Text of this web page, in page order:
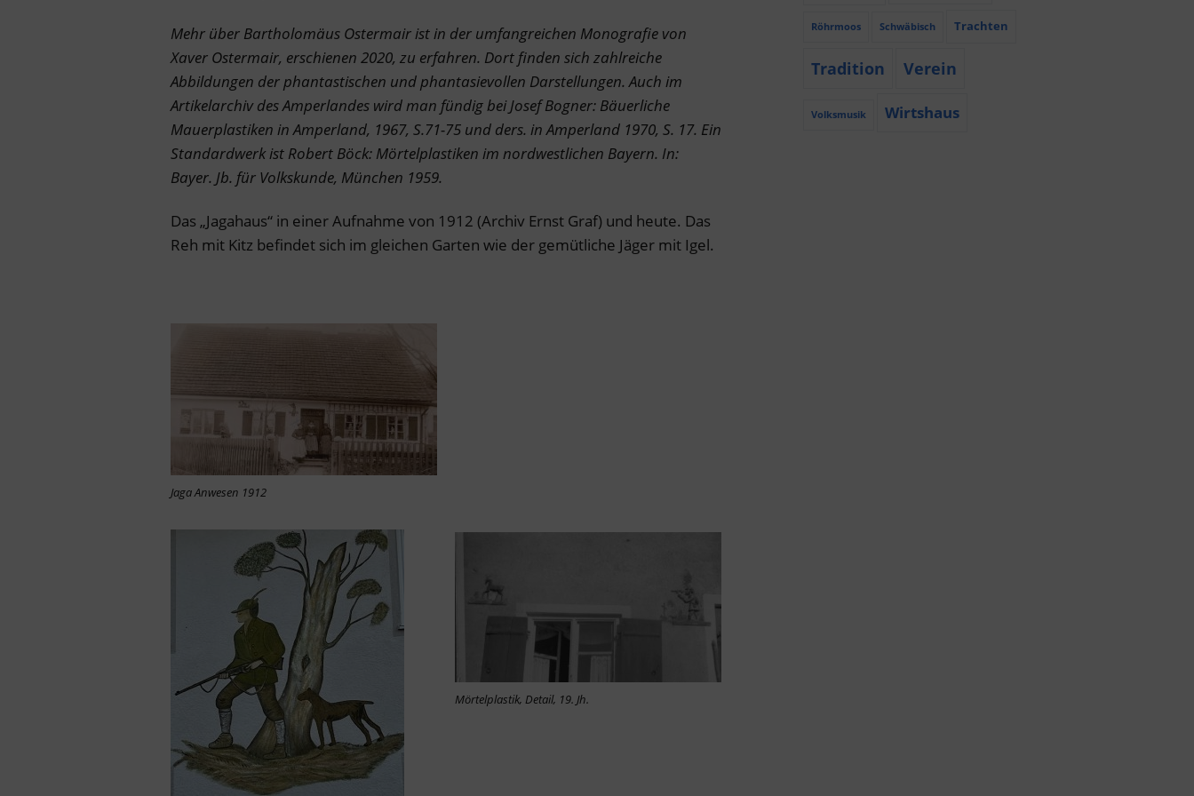
Mehr über Bartholomäus Ostermair ist in der umfangreichen Monografie von
Xaver Ostermair, erschienen 2020, zu erfahren. Dort finden sich zahlreiche
Abbildungen der phantastischen und phantasievollen Darstellungen. Auch im
Artikelarchiv des Amperlandes wird man fündig bei Josef Bogner: Bäuerliche
Mauerplastiken in Amperland, 1967, S.71-75 und ders. in Amperland 1970, S. 17. Ein
Standardwerk ist Robert Böck: Mörtelplastiken im nordwestlichen Bayern. In:
Bayer. Jb. für Volkskunde, München 1959.
Das „Jagahaus“ in einer Aufnahme von 1912 (Archiv Ernst Graf) und heute. Das
Reh mit Kitz befindet sich im gleichen Garten wie der gemütliche Jäger mit Igel.
Jaga Anwesen 1912
Mörtelplastik, Detail, 19. Jh.
Röhrmoos Schwäbisch Trachten
Tradition Verein
Volksmusik Wirtshaus